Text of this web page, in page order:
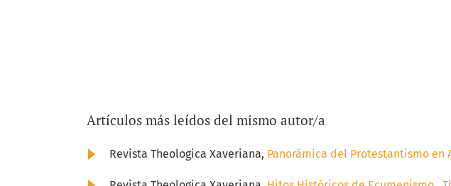
Artículos más leídos del mismo autor/a
Revista Theologica Xaveriana, Panorámica del Protestantismo en